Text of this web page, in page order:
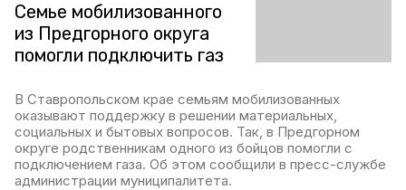
Семье мобилизованного
из Предгорного округа
помогли подключить газ
В Ставропольском крае семьям мобилизованных
оказывают поддержку в решении материальных,
социальных и бытовых вопросов. Так, в Предгорном
округе родственникам одного из бойцов помогли с
подключением газа. Об этом сообщили в пресс-службе
администрации муниципалитета.